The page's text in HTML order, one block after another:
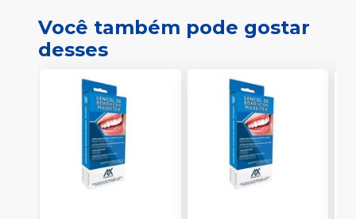
Você também pode gostar
desses